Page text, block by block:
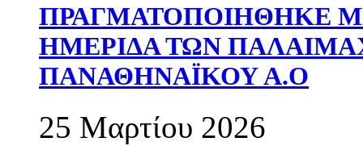
ΠΡΑΓΜΑΤΟΠΟΙΗΘΗΚΕ
ΗΜΕΡΙΔΑ ΤΩΝ
ΠΑΝΑΘΗΝΑΪΚΟΥ Α.Ο
25 Μαρτίου 2026